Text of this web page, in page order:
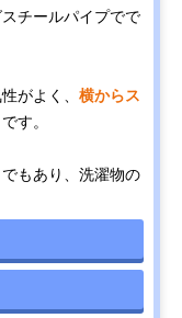
チールパイプでで
がよく、 横からス
す。
もあり、洗濯物の